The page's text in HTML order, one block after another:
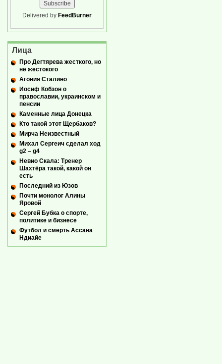
Delivered by FeedBurner
Лица
Про Дегтярева жесткого, но
не жестокого
Агония Сталино
Иосиф Кобзон о
православии, украинском и
пенсии
Каменные лица Донецка
Кто такой этот Щербаков?
Мирча Неизвестный
Михал Сергеич сделал ход
g2 – g4
Невио Скала: Тренер
Шахтёра такой, какой он
есть
Последний из Юзов
Почти монолог Алины
Яровой
Сергей Бубка о спорте,
политике и бизнесе
Футбол и смерть Ассана
Ндиайе